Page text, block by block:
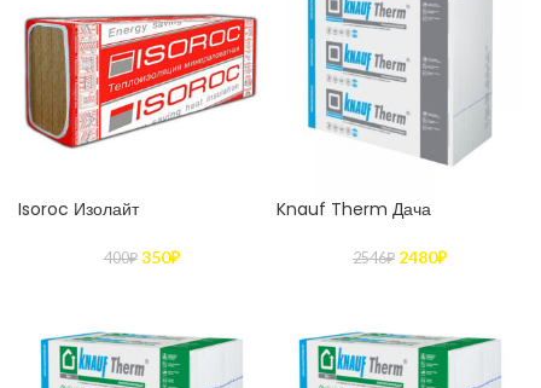
Isoroc Изолайт
400₽ 350₽
Knauf Therm Дача
2546₽ 2480₽